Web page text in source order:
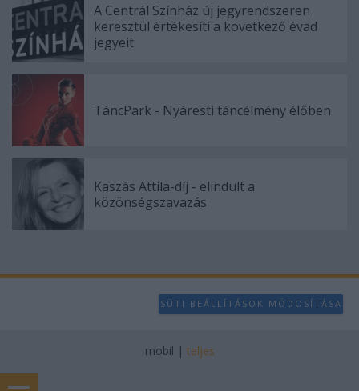
A Centrál Színház új jegyrendszeren
keresztül értékesíti a következő évad
jegyeit
TáncPark - Nyáresti táncélmény élőben
Kaszás Attila-díj - elindult a
közönségszavazás
SÜTI BEÁLLÍTÁSOK MÓDOSÍTÁSA
mobil | teljes